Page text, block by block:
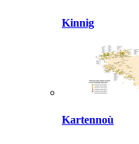
Kinnig
Kartennoù